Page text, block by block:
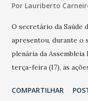
Por Lauriberto
O secretário da Saúde
apresentou, durante o
plenária da
terça-feira (17), as
adotadas pelo
COMPARTILHAR